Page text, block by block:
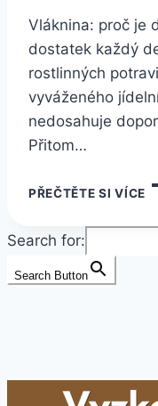
Vláknina: proč je
dostatek každý
rostlinných
vyváženého
nedosahuje
Přitom…
PŘEČTĚTE SI VÍCE
Search for:
Search Button